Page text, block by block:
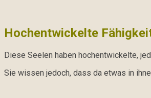
Hochentwickelte
Diese Seelen haben hochentwickelte,
Sie wissen jedoch, dass da etwas in